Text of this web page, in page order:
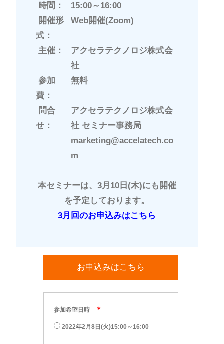
時間：
15:00～16:00
開催形
式：
Web開催(Zoom)
主催：
アクセラテクノロジ株式会
社
参加
費：
無料
問合
せ：
アクセラテクノロジ株式会
社 セミナー事務局
marketing@accelatech.co
m
本セミナーは、 3月10日(木)にも開催
を予定しております。
3月回のお申込みはこちら
お申込みはこちら